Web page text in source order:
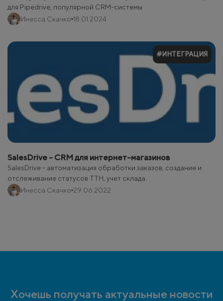
для Pipedrive, популярной CRM-системы
Инесса Скачко 18.01.2024
#ИНТЕГРАЦИЯ
SalesDrive - CRM для интернет-магазинов
SalesDrive - автоматизация обработки заказов, создание и
отслеживание статусов ТТН, учет склада.
Инесса Скачко 29.06.2022
Хочешь получать актуальные новости